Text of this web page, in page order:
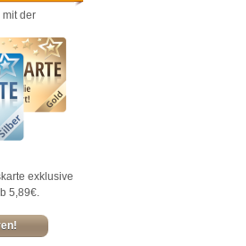
mit der
exklusive
5,89€.